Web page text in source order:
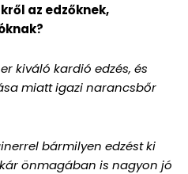
az edzőknek,
kiváló kardió edzés, és
miatt igazi narancsbőr
bármilyen edzést ki
önmagában is nagyon jó